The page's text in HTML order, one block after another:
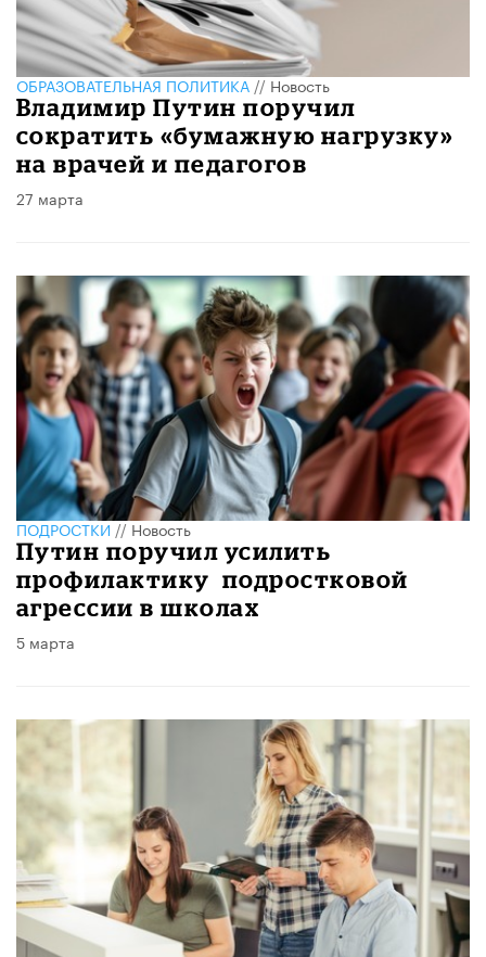
ОБРАЗОВАТЕЛЬНАЯ ПОЛИТИКА//Новость
Владимир Путин поручил
сократить «бумажную нагрузку»
на врачей и педагогов
27 марта
ПОДРОСТКИ//Новость
Путин поручил усилить
профилактику подростковой
агрессии в школах
5 марта